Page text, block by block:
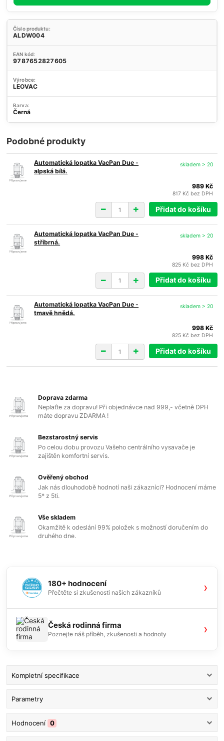
Číslo produktu:
ALDW004
EAN kód:
9787652827605
Výrobce:
LEOVAC
Barva:
Černá
Podobné produkty
Automatická lopatka VacPan Due -
alpská bílá.
989 Kč
817 Kč bez DPH
skladem > 20
Přidat do košíku
Automatická lopatka VacPan Due -
stříbrná.
998 Kč
825 Kč bez DPH
skladem > 20
Přidat do košíku
Automatická lopatka VacPan Due -
tmavě hnědá.
998 Kč
825 Kč bez DPH
skladem > 20
Přidat do košíku
Doprava zdarma
Neplaťte za dopravu! Při objednávce nad 999,- včetně DPH
máte dopravu ZDARMA !
Bezstarostný servis
Po celou dobu provozu Vašeho centrálního vysavače je
zajištěn komfortní servis.
Ověřený obchod
Jak nás dlouhodobě hodnotí naši zákazníci? Hodnocení máme
5* z 5ti.
Vše skladem
Okamžitě k odeslání 99% položek s možností doručením do
druhého dne.
180+ hodnocení
Přečtěte si zkušenosti našich zákazníků ›
Česká rodinná firma
Poznejte náš příběh, zkušenosti a hodnoty ›
Kompletní specifikace
Parametry
Hodnocení 0